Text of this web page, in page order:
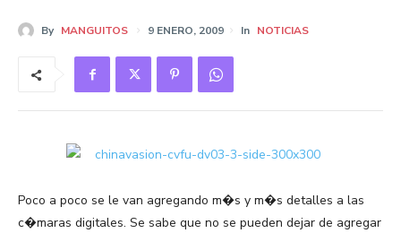
By MANGUITOS 9 ENERO, 2009 In NOTICIAS
Poco a poco se le van agregando m�s y m�s detalles a las
c�maras digitales. Se sabe que no se pueden dejar de agregar